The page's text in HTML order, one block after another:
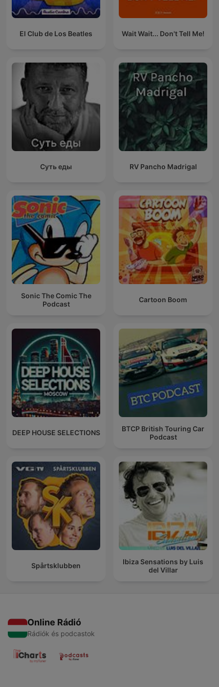
El Club de Los Beatles Wait Wait... Don't Tell Me!
Суть еды RV Pancho Madrigal
Sonic The Comic The
Podcast
Cartoon Boom
DEEP HOUSE SELECTIONS
BTCP British Touring Car
Podcast
Spårtsklubben
Ibiza Sensations by Luis
del Villar
Online Rádió
Rádiók és podcastok